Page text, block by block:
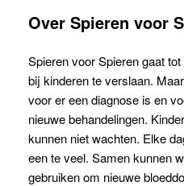
Over Spieren voor
Spieren voor Spieren gaat
bij kinderen te verslaan.
voor er een diagnose is en
nieuwe behandelingen.
kunnen niet wachten. Elke
een te veel. Samen kunnen
gebruiken om nieuwe